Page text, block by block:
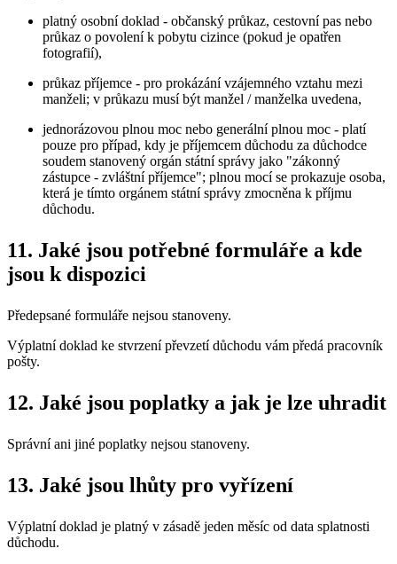
platný osobní doklad - občanský průkaz, cestovní pas nebo
průkaz o povolení k pobytu cizince (pokud je opatřen
fotografií),
průkaz příjemce - pro prokázání vzájemného vztahu mezi
manželi; v průkazu musí být manžel / manželka uvedena,
jednorázovou plnou moc nebo generální plnou moc - platí
pouze pro případ, kdy je příjemcem důchodu za důchodce
soudem stanovený orgán státní správy jako "zákonný
zástupce - zvláštní příjemce"; plnou mocí se prokazuje osoba,
která je tímto orgánem státní správy zmocněna k příjmu
důchodu.
11. Jaké jsou potřebné formuláře a kde
jsou k dispozici
Předepsané formuláře nejsou stanoveny.
Výplatní doklad ke stvrzení převzetí důchodu vám předá pracovník
pošty.
12. Jaké jsou poplatky a jak je lze uhradit
Správní ani jiné poplatky nejsou stanoveny.
13. Jaké jsou lhůty pro vyřízení
Výplatní doklad je platný v zásadě jeden měsíc od data splatnosti
důchodu.